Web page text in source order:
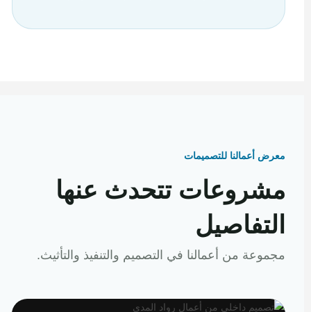
معرض أعمالنا للتصميمات
مشروعات تتحدث عنها
التفاصيل
مجموعة من أعمالنا في التصميم والتنفيذ والتأثيث.